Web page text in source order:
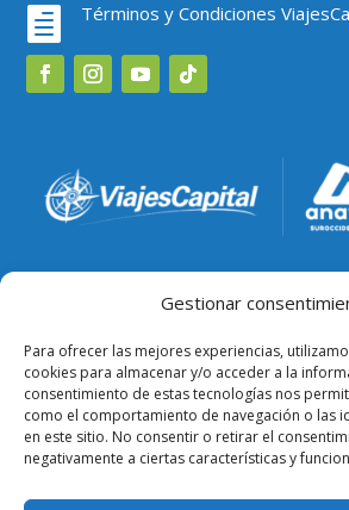
Gestionar
Para ofrecer las mejores experiencias,
cookies para almacenar y/o acceder a la
consentimiento de estas tecnologías nos
como el comportamiento de navegación o las
en este sitio. No consentir o retirar el
negativamente a ciertas características y
 Términos y Condiciones